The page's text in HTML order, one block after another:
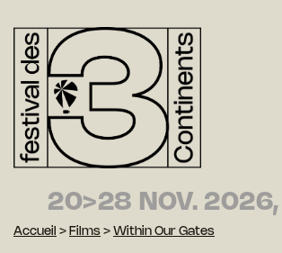
20>28 NOV. 2026,
Accueil > Films > Within Our Gates